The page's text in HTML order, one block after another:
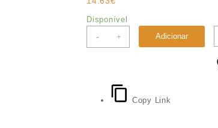
Disponível
- + Adicionar
Copy Link